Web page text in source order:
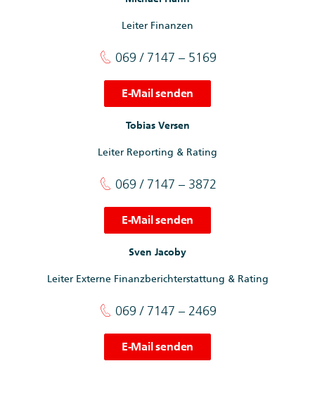
Leiter Finanzen
069 / 7147 – 5169
E-Mail senden
Tobias Versen
Leiter Reporting & Rating
069 / 7147 – 3872
E-Mail senden
Sven Jacoby
Leiter Externe Finanzberichterstattung & Rating
069 / 7147 – 2469
E-Mail senden